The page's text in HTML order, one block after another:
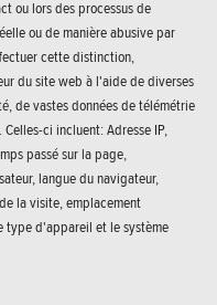
ou lors des processus de
ou de manière abusive par
cette distinction,
du site web à l'aide de diverses
de vastes données de télémétrie
ci incluent: Adresse IP,
passé sur la page,
langue du navigateur,
la visite, emplacement
type d'appareil et le système